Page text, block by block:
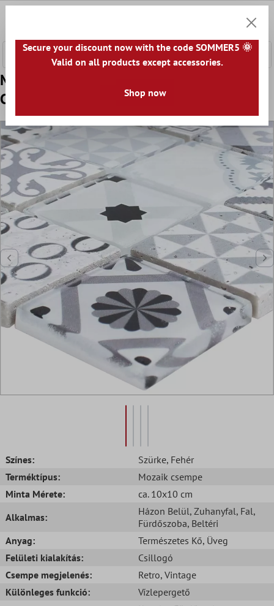
Minta tól től Üveg Természetes Kő Mozaik
Csempe Vintage Anopolis Fehér Szürke
Színes: Szürke, Fehér
Terméktípus:
Mozaik csempe
Minta Mérete:
ca. 10x10 cm
Alkalmas:
Házon Belül, Zuhanyfal, Fal,
Fürdőszoba, Beltéri
Anyag:
Természetes Kő, Üveg
Felületi kialakítás:
Csillogó
Csempe megjelenés:
Retro, Vintage
Különleges funkció:
Vízlepergető
Secure your discount now with the code SOMMER5 🌞
Valid on all products except accessories.
Shop now